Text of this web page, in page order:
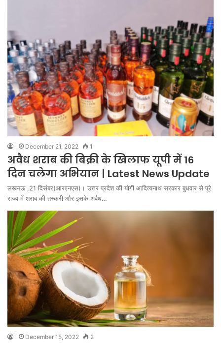
December 21, 2022 1
अवैध शराब की बिक्री के खिलाफ यूपी में 16
दिन चलेगा अभियान | Latest News Update
लखनऊ ,21 दिसंबर(आरएनएस)। उत्तर प्रदेश की योगी आदित्यनाथ सरकार बुधवार से पूरे
राज्य में शराब की तस्करी और इसके अवैध…
December 15, 2022 2